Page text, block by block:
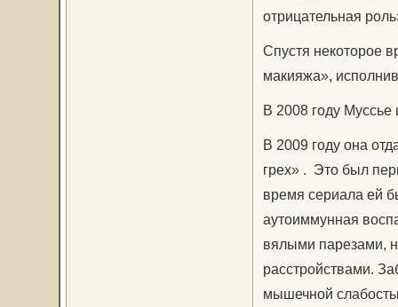
отрицательная
Спустя некоторое
макияжа»,
В 2008 году
В 2009 году она
грех» . Это был
время сериала ей
аутоиммунная
вялыми парезами,
расстройствами.
мышечной